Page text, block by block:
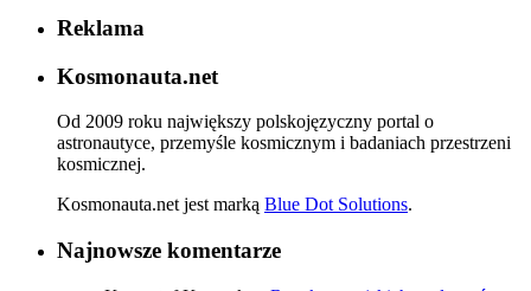
Reklama
Kosmonauta.net
Od 2009 roku największy polskojęzyczny portal o
astronautyce, przemyśle kosmicznym i badaniach przestrzeni
kosmicznej.
Kosmonauta.net jest marką Blue Dot Solutions.
Najnowsze komentarze